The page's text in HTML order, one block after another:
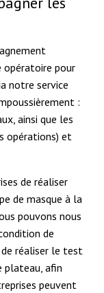
pour
notre service
:
ainsi que les
opérations) et
de réaliser
de masque à la
pouvons nous
de
réaliser le test
plateau, afin
peuvent